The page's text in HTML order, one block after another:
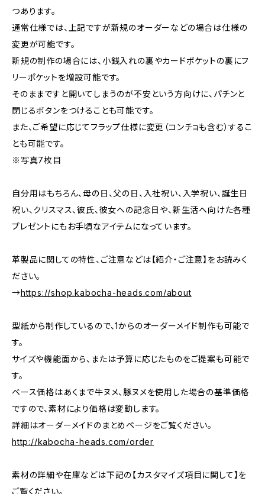
つあります。
通常仕様では、上記ですが新規のオーダーなどの場合は仕様の
変更が可能です。
新規の制作の場合には、小銭入れの裏やカードポケットの裏にフ
リーポケットを増設可能です。
そのままですと開いてしまうのが不安という方向けに、パチンと
閉じるボタンをつけることも可能です。
また、ご希望に応じてフラップ仕様に変更（コンチョも含む）するこ
とも可能です。
※写真7枚目
自分用はもちろん、母の日、父の日、入社祝い、入学祝い、誕生日
祝い、クリスマス、彼氏、彼女への記念日や、新生活へ向けた各種
プレゼントにもお手頃なアイテムになっています。
革製品に関しての特性、ご注意などは【紹介・ご注意】をお読みく
ださい。
→https://shop.kabocha-heads.com/about
型紙から制作しているので、1からのオーダーメイド制作も可能で
す。
サイズや機能面から、または予算に応じたものをご提案も可能で
す。
ベース価格はあくまで牛ヌメ、豚ヌメを使用した場合の基準価格
ですので、素材により価格は変動します。
詳細はオーダーメイドのまとめページをご覧ください。
http://kabocha-heads.com/order
素材の詳細や在庫などは下記の【カスタマイズ項目に関して】を
ご覧ください。